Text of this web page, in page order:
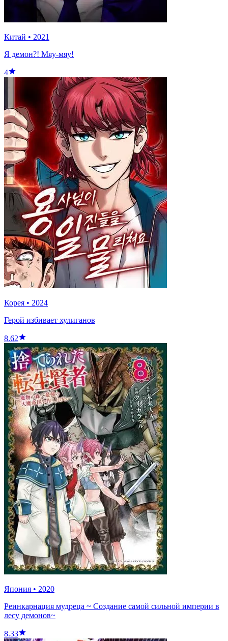
Китай • 2021
Я демон?! Мяу-мяу!
4
Корея • 2024
Герой избивает хулиганов
8.62
Япония • 2020
Реинкарнация мудреца ~ Создание самой сильной империи в
лесу демонов~
8.33